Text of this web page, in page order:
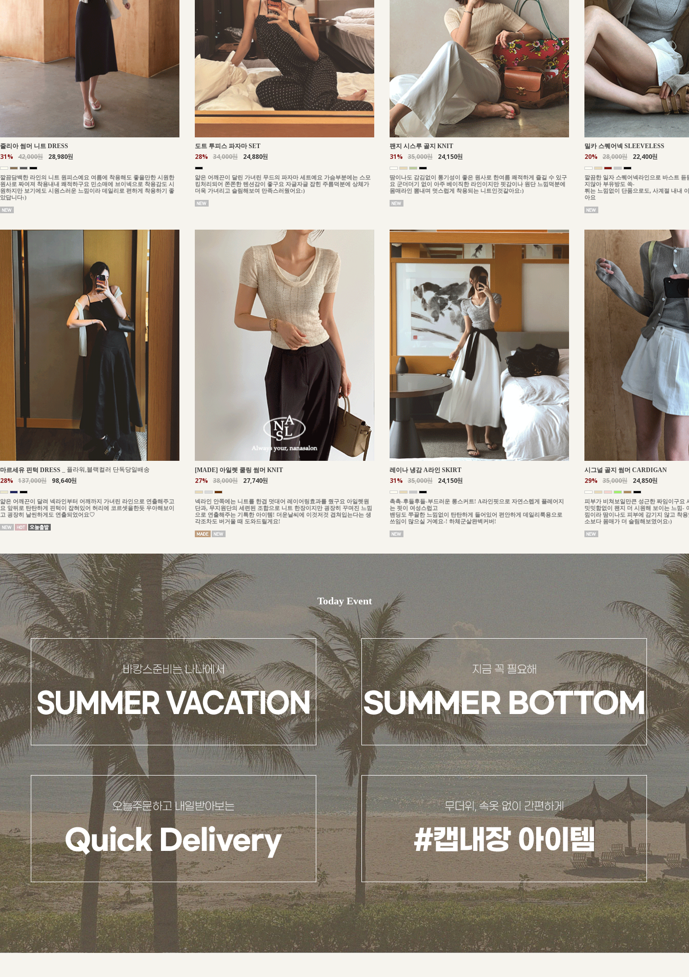
줄리아 썸머 니트 DRESS
31% 42,000원 28,980원
깔끔담백한 라인의 니트 원피스예요 여름에 착용해도 좋을만한 시원한
원사로 짜여져 착용내내 쾌적하구요 민소매에 브이넥으로 착용감도 시
원하지만 보기에도 시원스러운 느낌이라 데일리로 편하게 착용하기 좋
았답니다:)
도트 투피스 파자마 SET
28% 34,000원 24,880원
얇은 어깨끈이 달린 가녀린 무드의 파자마 세트예요 가슴부분에는 스모
킹처리되어 쫀쫀한 텐션감이 좋구요 자글자글 잡힌 주름덕분에 상체가
더욱 가녀리고 슬림해보여 만족스러웠어요:)
팬지 시스루 골지 KNIT
31% 35,000원 24,150원
땀이나도 감김없이 통기성이 좋은 원사로 한여름 쾌적하게 즐길 수 있구
요 군더더기 없이 아주 베이직한 라인이지만 핏감이나 원단 느낌덕분에
몸매라인 뽐내며 멋스럽게 착용되는 니트인것같아요:)
밀카 스퀘어넥 SLEEVELESS
20% 28,000원 22,400원
깔끔한 일자 스퀘어넥라인으로 바스트
지않아 부유방도 쏙-
튀는 느낌없이 단품으로도, 사계절 내내
아요
마르세유 핀턱 DRESS 플라워,블랙컬러 단독당일배송
28% 137,000원 98,640원
얇은 어깨끈이 달려 넥라인부터 어깨까지 가녀린 라인으로 연출해주고
요 앞뒤로 탄탄하게 핀턱이 잡혀있어 허리에 코르셋을한듯 우아해보이
고 굉장히 날씬하게도 연출되었어요♡
[MADE] 아일렛 쿨링 썸머 KNIT
27% 38,000원 27,740원
넥라인 안쪽에는 니트를 한겹 덧대어 레이어링효과를 줬구요 아일렛원
단과, 무지원단의 세련된 조합으로 니트 한장이지만 굉장히 꾸며진 느낌
으로 연출해주는 기특한 아이템! 더운날씨에 이것저것 겹쳐입는다는 생
각조차도 버거울 때 도와드릴게요!
레이나 냉감 A라인 SKIRT
31% 35,000원 24,150원
촉촉-후들후들-부드러운 롱스커트! A라인핏으로 자연스렙게 플레어지
는 핏이 여성스럽고
밴딩도 쭈끌한 느낌없이 탄탄하게 들어있어 편안하게 데일리룩용으로
쓰임이 많으실 거예요-! 하체군살완벽커버!
시그널 골지 썸머 CARDIGAN
29% 35,000원 24,850원
피부가 비쳐보일만큰 성근한 짜임이구요
밋밋함없이 왠지 더 시원해 보이는 느낌-
낌이라 땀이나도 피부에 감기지 않고 착
소보다 몸매가 더 슬림해보였어요:)
Today Event